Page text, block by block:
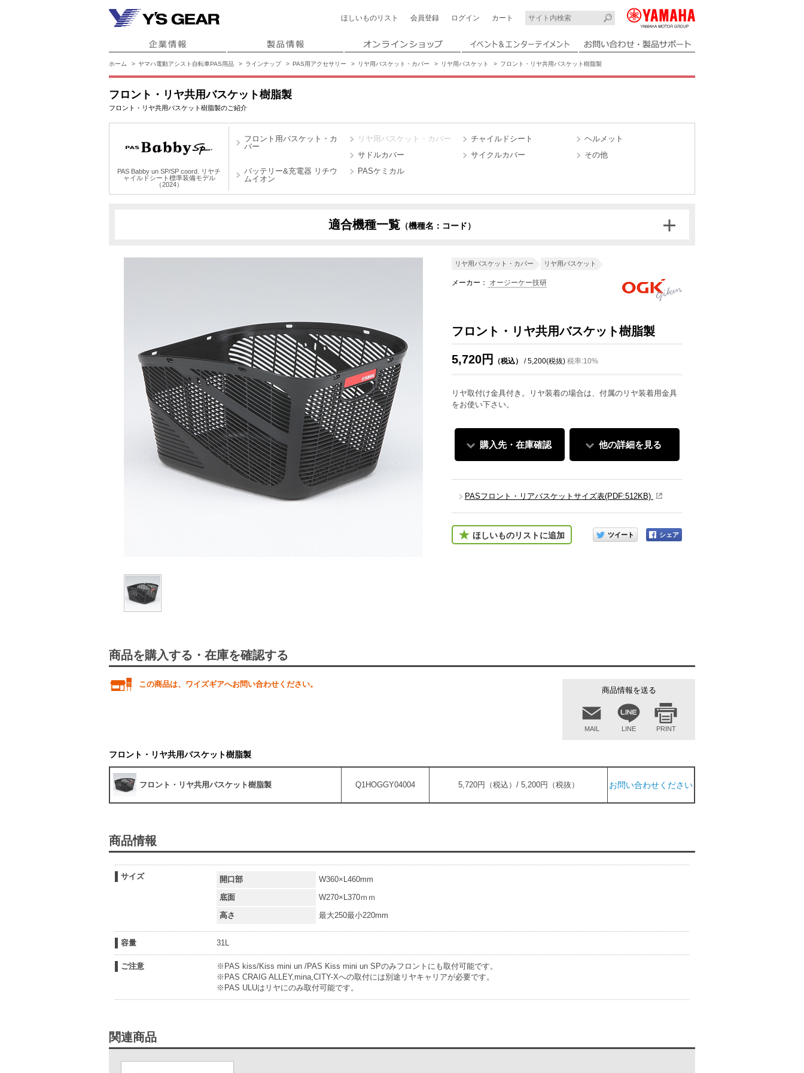
ほしいもの リスト 会員登録 ログイン カート
ホーム ヤマハ電動アシスト自転車PAS用品 ラインナップ PAS用アクセサリー リヤ用バスケット・カバー リヤ用バスケット フロント・リヤ共用バスケット樹脂製
フロント・リヤ共用バスケット樹脂製
フロント・リヤ共用バスケット樹脂製のご紹介
PAS Babby un SP/SP coord. リヤチ
ャイルドシート標準装備モデル
（2024）
フロント用バスケット・カ
バー
リヤ用バスケット・カバー チャイルドシート
ヘルメット
サドルカバー
サイクルカバー
その他
バッテリー&充電器 リチウ
ムイオン
PASケミカル
適合機種一覧 （機種名：コード）
リヤ用バスケット・カバー リヤ用バスケット
メーカー： オージーケー技研
フロント・リヤ共用バスケット樹脂製
5,720円 （税込） / 5,200(税抜) 税率:10%
リヤ取付け金具付き。リヤ装着の場合は、付属のリヤ装着用金具
をお使い下さい。
購入先・在庫確認 他の詳細を見る
PASフロント・リアバスケットサイズ表(PDF:512KB)
ほしいものリストに追加
このアイテムをシェアする
商品を購入する・在庫を確認する
商品情報を送る
MAIL LINE PRINT
この商品は、ワイズギアへお問い合わせください。
フロント・リヤ共用バスケット樹脂製
フロント・リヤ共用バスケット樹脂製 Q1HOGGY04004 5,720円（税込）/ 5,200円（税抜） お問い合わせください
商品情報
サイズ 開口部
W360×L460mm
底面
W270×L370ｍｍ
高さ
最大250最小220mm
容量 31L
ご注意
※PAS kiss/Kiss mini un /PAS Kiss mini un SPのみフロントにも取付可能です。
※PAS CRAIG ALLEY,mina,CITY-Xへの取付には別途リヤキャリアが必要です。
※PAS ULUはリヤにのみ取付可能です。
関連商品